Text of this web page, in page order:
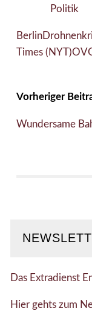
Politik
Berlin
Times (NYT)
Vorheriger
Wundersame
Das Extradienst
Hier gehts zum